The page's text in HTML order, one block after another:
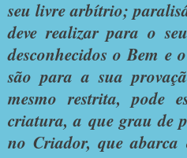
seu livre arbítrio;
deve realizar para o
desconhecidos o Bem e
são para a sua
mesmo restrita, pode
criatura, a que grau de
no Criador, que